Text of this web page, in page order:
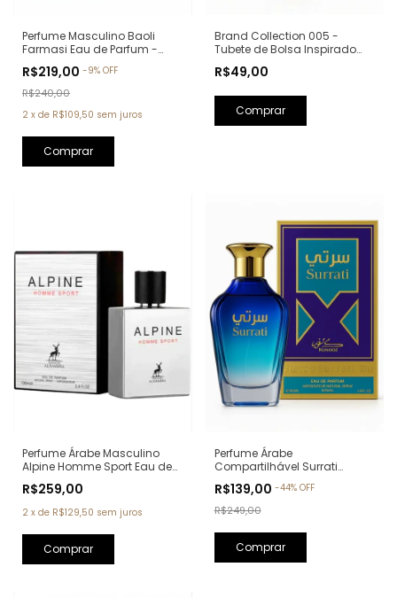
Perfume Masculino Baoli
Farmasi Eau de Parfum -
Homme Bvlgari)
R$219,00 -9% OFF
R$240,00
2 x de R$109,50 sem juros
Brand Collection 005 -
Tubete de Bolsa Inspirado
R$49,00
Perfume Árabe Masculino
Alpine Homme Sport Eau de
100ml (Ref. Olfativa: Allure
Homme Sport Chanel)
R$259,00
2 x de R$129,50 sem juros
Perfume Árabe
Compartilhável Surrati
Parfum - 100ml (Ref. Olfativa:
Erba Pura Xerjoff)
R$139,00 -44% OFF
R$249,00